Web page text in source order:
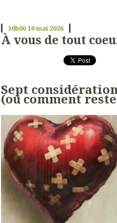
10h0610mai 2026
À vous de tout
Sept
(ou comment